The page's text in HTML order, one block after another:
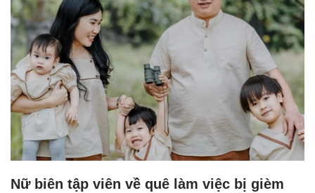
Nữ biên tập viên về quê làm việc bị gièm